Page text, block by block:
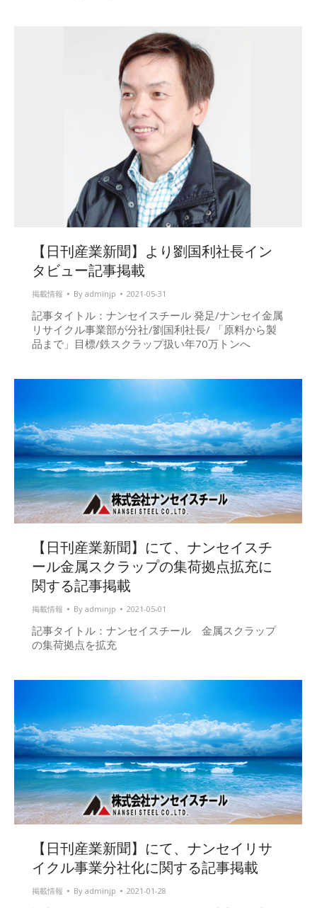
【日刊産業新聞】より劉国利社長イン
タビュー記事掲載
掲載情報 By adminjp 2021-05-31
記事タイトル：ナンセイスチール 発足/ナンセイ金属
リサイクル事業部が分社/劉国利社長/ 「原料から製
品まで」目標/鉄スクラップ扱い年70万トンへ
【日刊産業新聞】にて、ナンセイスチ
ール金属スクラップの集荷拠点拡充に
関する記事掲載
掲載情報 By adminjp 2021-05-01
記事タイトル：ナンセイスチール 金属スクラップ
の集荷拠点を拡充
【日刊産業新聞】にて、ナンセイリサ
イクル事業分社化に関する記事掲載
掲載情報 By adminjp 2021-01-28